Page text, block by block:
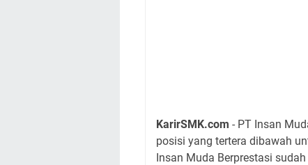
KarirSMK.com - PT Insan
posisi yang tertera dibawah
Insan Muda Berprestasi